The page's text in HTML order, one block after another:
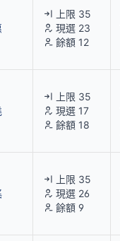
上限 35
現選 23
餘額 12
上限 35
現選 17
餘額 18
上限 35
現選 26
餘額 9